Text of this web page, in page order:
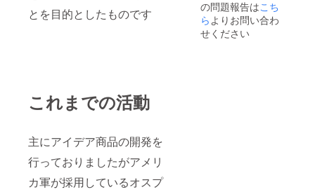
とを目的としたものです
これまでの活動
主にアイデア商品の開発を
行っておりましたがアメリ
カ軍が採用しているオスプ
の問題報告はこち
らよりお問い合わ
せください